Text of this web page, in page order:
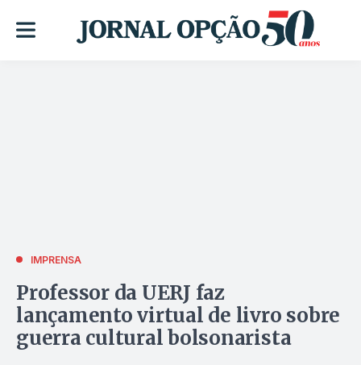
IMPRENSA
Professor da UERJ faz
lançamento virtual de livro sobre
guerra cultural bolsonarista